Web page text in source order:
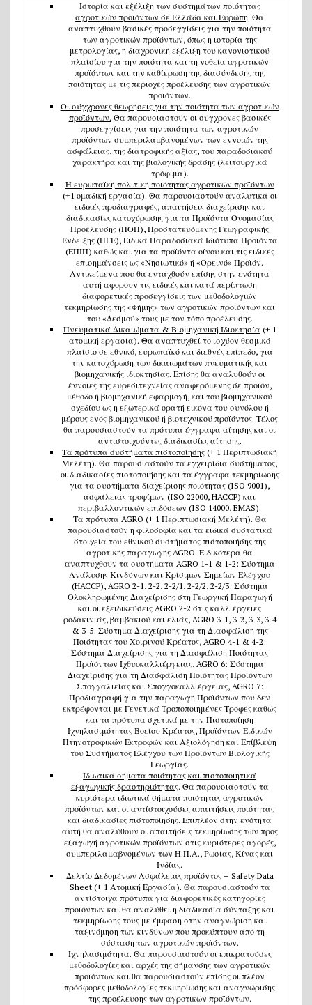
Ιστορία και εξέλιξη των συστημάτων ποιότητας
αγροτικών προϊόντων σε Ελλάδα και Ευρώπη. Θα
αναπτυχθούν βασικές προσεγγίσεις για την ποιότητα
των αγροτικών προϊόντων, όπως η ιστορία της
μετρολογίας, η διαχρονική εξέλιξη του κανονιστικού
πλαίσίου για την ποιότητα και τη νοθεία αγροτικών
προϊόντων και την καθίερωση της διασύνδεσης της
ποιότητας με τις περιοχές προέλευσης των αγροτικών
προϊόντων.
Οι σύγχρονες θεωρήσεις για την ποιότητα των αγροτικών
προϊόντων. Θα παρουσιαστούν οι σύγχρονες βασικές
προσεγγίσεις για την ποιότητα των αγροτικών
προϊόντων συμπεριλαμβανομένων των εννοιών της
ασφάλειας, της διατροφικής αξίας, του παραδοσιακού
χαρακτήρα και της βιολογικής δράσης (λειτουργικά
τρόφιμα).
Η ευρωπαϊκή πολιτική ποιότητας αγροτικών προϊόντων
(+1 ομαδική εργασία). Θα παρουσιαστούν αναλυτικά οι
ειδικές προδιαγραφές, απαιτήσεις διαχείρισης και
διαδικασίες κατοχύρωσης για τα Προϊόντα Ονομασίας
Προέλευσης (ΠΟΠ), Προστατευόμενης Γεωγραφικής
Ένδειξης (ΠΓΕ), Ειδικά Παραδοσιακά Ιδιότυπα Προϊόντα
(ΕΠΙΠ) καθώς και για τα προϊόντα οίνου και τις ειδικές
επισημάνσεις ως «Νησιωτικό» ή «Ορεινό» Προϊόν.
Αντικείμενα που θα ενταχθούν επίσης στην ενότητα
αυτή αφορουν τις ειδικές και κατά περίπτωση
διαφορετικές προσεγγίσεις των μεθοδολογιών
τεκμηρίωσης της «Φήμης» των αγροτικών προϊόντων και
του «Δεσμού» τους με τον τόπο προέλευσης.
Πνευματικά Δικαιώματα & Βιομηχανική Ιδιοκτησία (+ 1
ατομική εργασία). Θα αναπτυχθεί το ισχύον θεσμικό
πλαίσιο σε εθνικό, ευρωπαϊκό και διεθνές επίπεδο, για
την κατοχύρωση των δικαιωμάτων πνευματικής και
βιομηχανικής ιδιοκτησίας. Επίσης θα αναλυθούν οι
έννοιες της ευρεσιτεχνείας αναφερόμενης σε προϊόν,
μέθοδο ή βιομηχανική εφαρμογή, και του βιομηχανικού
σχεδίου ως η εξωτερικά ορατή εικόνα του συνόλου ή
μέρους ενός βιομηχανικού ή βιοτεχνικού προϊόντος. Τέλος
θα παρουσιαστούν τα πρότυπα έγγραφα αίτησης και οι
αντιστοιχούντες διαδικασίες αίτησης.
Τα πρότυπα συστήματα πιστοποίησης (+ 1 Περιπτωσιακή
Μελέτη). Θα παρουσιαστούν τα εγχειρίδια συστήματος,
οι διαδικασίες πιστοποιήσης και τα έγγραφα τεκμηρίωσης
για τα συστήματα διαχείρισης ποιότητας (ISO 9001),
ασφάλειας τροφίμων (ISO 22000, HACCP) και
περιβαλλοντικών επιδόσεων (ISO 14000, EMAS).
Τα πρότυπα AGRO (+ 1 Περιπτωσιακή Μελέτη). Θα
παρουσιαστούν η φιλοσοφία και τα ειδικά συστατικά
στοιχεία του εθνικού συστήματος πιστοποιήσης της
αγροτικής παραγωγής AGRO. Ειδικότερα θα
αναπτυχθούν τα συστήματα AGRO 1-1 & 1-2: Σύστημα
Ανάλυσης Κινδύνων και Κρίσιμων Σημείων Ελέγχου
(HACCP), AGRO 2-1, 2-2, 2-2/1, 2-2/2, 2-2/3: Σύστημα
Ολοκληρωμένης Διαχείρισης στη Γεωργική Παραγωγή
και οι εξειδικεύσεις AGRO 2-2 στις καλλιέργειες
ροδακινιάς, βαμβακιού και ελιάς, AGRO 3-1, 3-2, 3-3, 3-4
& 3-5: Σύστημα Διαχείρισης για τη Διασφάλιση της
Ποιότητας του Χοιρινού Κρέατος, AGRO 4-1 & 4-2:
Σύστημα Διαχείρισης για τη Διασφάλιση Ποιότητας
Προϊόντων Ιχθυοκαλλιέργειας, AGRO 6: Σύστημα
Διαχείρισης για τη Διασφάλιση Ποιότητας Προϊόντων
Σπογγαλιείας και Σπογγοκαλλιέργειας, AGRO 7:
Προδιαγραφή για την παραγωγή Προϊόντων που δεν
εκτρέφονται με Γενετικά Τροποποιημένες Τροφές καθώς
και τα πρότυπα σχετικά με την Πιστοποίηση
Ιχνηλασιμότητας Βοείου Κρέατος, Προϊόντων Ειδικών
Πτηνοτροφικών Εκτροφών και Αξιολόγηση και Επίβλεψη
του Συστήματος Ελέγχου των Προϊόντων Βιολογικής
Γεωργίας.
Ιδιωτικά σήματα ποιότητας και πιστοποιητικά
εξαγωγικής δραστηριότητας. Θα παρουσιαστούν τα
κυριότερα ιδιωτικά σήματα ποιότητας αγροτικών
προϊόντων και οι αντίστοιχούσες απαιτήσεις ποιότητας
και διαδικασίες πιστοποίησης. Επιπλέον στην ενότητα
αυτή θα αναλύθουν οι απαιτήσεις τεκμηρίωσης των προς
εξαγωγή αγροτικών προϊόντων στις κυριότερες αγορές,
συμπεριλαμαβνομένων των Η.Π.Α., Ρωσίας, Κίνας και
Ινδίας.
Δελτίο Δεδομένων Ασφάλειας προϊόντος – Safety Data
Sheet(+ 1 Ατομική Εργασία). Θα παρουσιαστούν τα
αντίστοιχα πρότυπα για διαφορετικές κατηγορίες
προϊόντων και θα αναλύθει η διαδικασία σύνταξης και
τεκμηρίωσης τους με έμφαση στην αναγνώριση και
ταξινόμηση των κινδύνων που προκύπτουν από τη
σύσταση των αγροτικών προϊόντων.
Ιχνηλασιμότητα. Θα παρουσιαστούν οι επικρατούσες
μεθοδολογίες και αρχές της σήμανσης των αγροτικών
προϊόντων και θα παρουσιαστούν επίσης οι πλέον
πρόσφορες μεθοδολογίες τεκμηρίωσης και αναγνώρισης
της προέλευσης των αγροτικών προϊόντων.